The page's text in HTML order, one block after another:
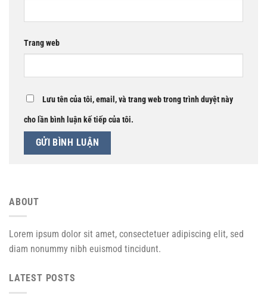
Trang web
Lưu tên của tôi, email, và trang web trong trình duyệt này
cho lần bình luận kế tiếp của tôi.
ABOUT
Lorem ipsum dolor sit amet, consectetuer adipiscing elit, sed
diam nonummy nibh euismod tincidunt.
LATEST POSTS